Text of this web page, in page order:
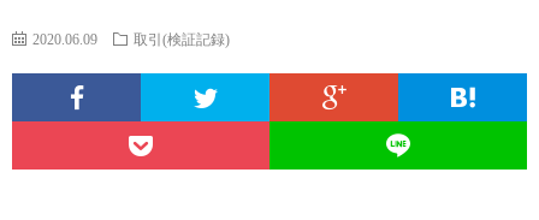
グ
2020.06.09 取引(検証記録)